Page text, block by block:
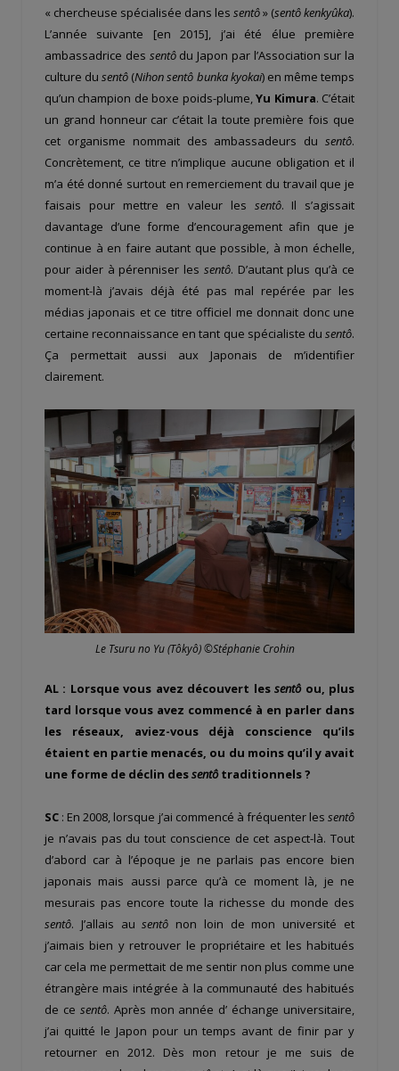
« chercheuse spécialisée dans les sentô» (sentô kenkyûka).
L’année suivante [en 2015], j’ai été élue première
ambassadrice des sentôdu Japon par l’Association sur la
culture dusentô (Nihon sentô bunka kyokai) en même temps
qu’un champion de boxe poids-plume,Yu Kimura. C’était
un grand honneur car c’était la toute première fois que
cet organisme nommait des ambassadeurs du sentô.
Concrètement, ce titre n’implique aucune obligation et il
m’a été donné surtout en remerciement du travail que je
faisais pour mettre en valeur les sentô. Il s’agissait
davantage d’une forme d’encouragement afin que je
continue à en faire autant que possible, à mon échelle,
pour aider à pérenniser les sentô. D’autant plus qu’à ce
moment-là j’avais déjà été pas mal repérée par les
médias japonais et ce titre officiel me donnait donc une
certaine reconnaissance en tant que spécialiste du sentô.
Ça permettait aussi aux Japonais de m’identifier
clairement.
Le Tsuru no Yu (Tôkyô) ©Stéphanie Crohin
AL : Lorsque vous avez découvert lessentôou, plus
tard lorsque vous avez commencé à en parler dans
les réseaux, aviez-vous déjà conscience qu’ils
étaient en partie menacés, ou du moins qu’il y avait
une forme de déclin dessentôtraditionnels ?
SC : En 2008, lorsque j’ai commencé à fréquenter lessentô
je n’avais pas du tout conscience de cet aspect-là. Tout
d’abord car à l’époque je ne parlais pas encore bien
japonais mais aussi parce qu’à ce moment là, je ne
mesurais pas encore toute la richesse du monde des
sentô. J’allais ausentô non loin de mon université et
j’aimais bien y retrouver le propriétaire et les habitués
car cela me permettait de me sentir non plus comme une
étrangère mais intégrée à la communauté des habitués
de ce sentô. Après mon année d’ échange universitaire,
j’ai quitté le Japon pour un temps avant de finir par y
retourner en 2012. Dès mon retour je me suis de